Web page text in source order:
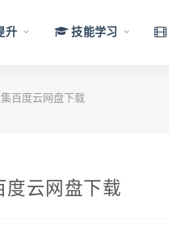
升 技能学习
百度云网盘下载
度云网盘下载